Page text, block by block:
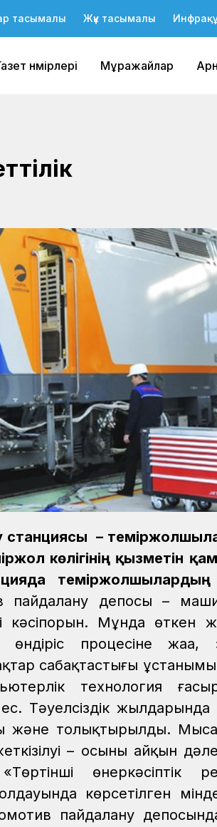
тасымалы Жүк тасымалы
нөмірлері Мұражайлар
–
көлігінің қызметін
теміржолшылардың
депосы –
кәсіпорын. Мұнда өткен
процесіне жаңа,
сабақтастығы
технология
Тәуелсіздік жылдарында
және толықтырылды.
– осының айқын
өнеркәсіптік
көрсетілген
пайдалану